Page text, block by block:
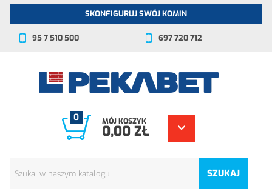
SKONFIGURUJ SWÓJ KOMIN
95 7 510 500 697 720 712
SZUKAJ
0 MÓJ KOSZYK
0,00 ZŁ